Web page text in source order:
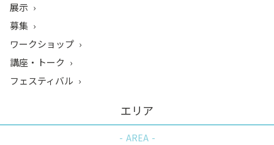
展示
募集
ワークショップ
講座・トーク
フェスティバル
エリア
AREA